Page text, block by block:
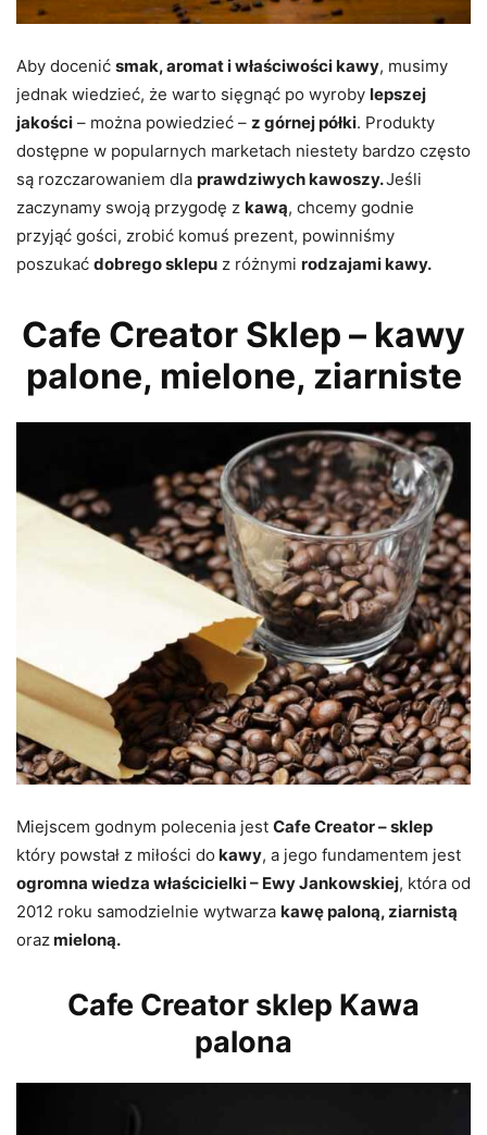
Aby docenić smak, aromat i właściwości kawy, musimy
jednak wiedzieć, że warto sięgnąć po wyroby lepszej
jakości – można powiedzieć – z górnej półki. Produkty
dostępne w popularnych marketach niestety bardzo często
są rozczarowaniem dla prawdziwych kawoszy.Jeśli
zaczynamy swoją przygodę z kawą, chcemy godnie
przyjąć gości, zrobić komuś prezent, powinniśmy
poszukać dobrego sklepu z różnymi rodzajami kawy.
Cafe Creator Sklep – kawy
palone, mielone, ziarniste
Miejscem godnym polecenia jest Cafe Creator – sklep
który powstał z miłości do kawy, a jego fundamentem jest
ogromna wiedza właścicielki – Ewy Jankowskiej, która od
2012 roku samodzielnie wytwarza kawę paloną, ziarnistą
orazmieloną.
Cafe Creator sklep Kawa
palona